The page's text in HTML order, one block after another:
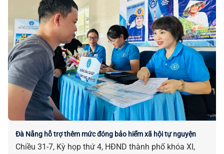
Đà Nẵng hỗ trợ thêm mức đóng bảo hiểm xã hội tự nguyện
Chiều 31-7, Kỳ họp thứ 4, HĐND thành phố khóa XI,